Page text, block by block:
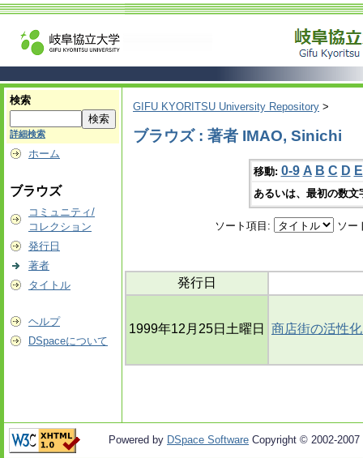
検索
詳細検索
ホーム
ブラウズ
コミュニティ/
コレクション
発行日
著者
タイトル
ヘルプ
DSpaceについて
GIFU KYORITSU University Repository >
ブラウズ : 著者 IMAO, Sinichi
移動: 0-9 A B C D E
あるいは、最初の数
ソート項目: ソー
発行日
1999年12月25日土曜日 商店街の活性
Powered by DSpace Software Copyright © 2002-2007